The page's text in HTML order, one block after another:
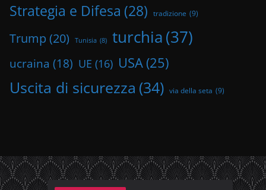
Strategia e Difesa (28) tradizione (9)
Trump (20) Tunisia (8) turchia(37)
ucraina (18) UE (16) USA (25)
Uscita di sicurezza (34) via della seta (9)